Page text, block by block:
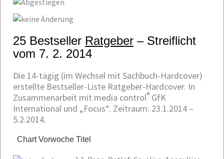
25 Bestseller Ratgeber – Streiflicht
vom 7. 2. 2014
Die 14-tägig (im Wechsel mit Sachbuch-Hardcover)
erstellte Bestseller-Liste Ratgeber-Hardcover. In
Zusammenarbeit mit media control® GfK
International und „Focus“. Zeitraum: 23.1.2014 –
5.2.2014.
ChartVorwoche Titel